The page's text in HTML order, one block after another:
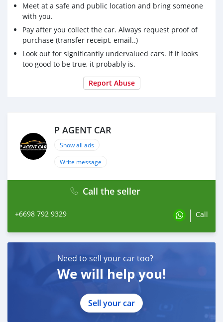
center 24 ชม.
🔥 รับประกันหลังการขาย สูงสุด 2 ปี หรือ 20,000 km.
ราคา 279,000 บ. ผ่อนเพียง 4,969 บ.
Brand : TOYOTA Year : 2014
Model : YARIS Grade : 1.2 E
Engine : 1200 CC. Type : เบนซิน
Gearbox : A/T Color : เทา
Mileage : 170,000 km.
เงินดาวน์ : ฟรีเงินดาวน์
ประกันภัย : ฟรีประกันภัย 1 ปี
ค่าดำเนินการ : 10,000 บาท
รวมออกรถ : 0 บาท
ผ่อน 72 = 5,387 บาท
*เงื่อนไขเป็นไปตามที่ไฟแนนซ์กำหนด
🔥 เงื่อนไข โปรโมชั่น ผ่อนคนละครึ่ง
- เพียงเพิ่มราคา 12,000฿(สามารถรวมในยอดจัดได้)
-ยอดจัดไม่เกิน 800,000฿
#รถยนต์มือสอง #TOYOTA #YARIS #โตโยต้า #ยาริส
Meet at a safe and public location and bring someone
with you.
Pay after you collect the car. Always request proof of
purchase (transfer receipt, email..)
Look out for significantly undervalued cars. If it looks
too good to be true, it probably is.
Report Abuse
P AGENT CAR
Show all ads
Write message
Call the seller
+6698 792 9329 Call
Need to sell your car too?
We will help you!
Sell your car